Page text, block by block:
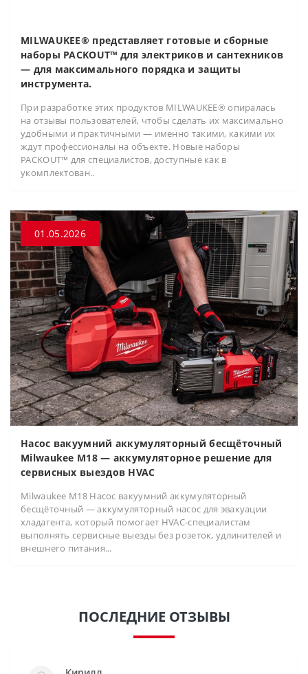
MILWAUKEE® представляет готовые и сборные
наборы PACKOUT™ для электриков и сантехников
— для максимального порядка и защиты
инструмента.
При разработке этих продуктов MILWAUKEE® опиралась
на отзывы пользователей, чтобы сделать их максимально
удобными и практичными — именно такими, какими их
ждут профессионалы на объекте. Новые наборы
PACKOUT™ для специалистов, доступные как в
укомплектован..
01.05.2026
Насос вакуумний аккумуляторный бесщёточный
Milwaukee M18 — аккумуляторное решение для
сервисных выездов HVAC
Milwaukee M18 Насос вакуумний аккумуляторный
бесщёточный — аккумуляторный насос для эвакуации
хладагента, который помогает HVAC-специалистам
выполнять сервисные выезды без розеток, удлинителей и
внешнего питания...
ПОСЛЕДНИЕ ОТЗЫВЫ